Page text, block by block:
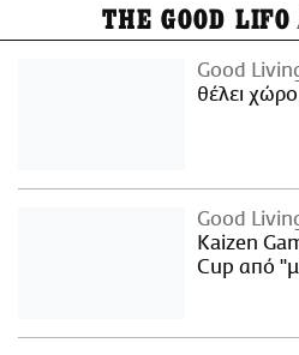
THE GOOD LIFO
Good
θέλει
Good
Kaizen
Cup από